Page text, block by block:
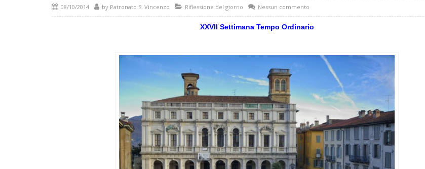
08/10/2014 by Patronato S. Vincenzo Riflessione del giorno Nessun commento
XXVII Settimana Tempo Ordinario